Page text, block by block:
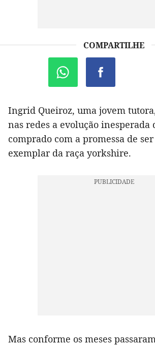
COMPARTILHE
Ingrid Queiroz, uma jovem
nas redes a evolução inesperada
comprado com a promessa de
exemplar da raça yorkshire.
Mas conforme os meses